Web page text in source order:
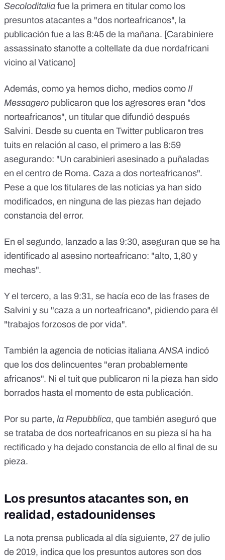
Secoloditalia fue la primera en titular como los
presuntos atacantes a "dos norteafricanos", la
publicación fue a las 8:45 de la mañana. [Carabiniere
assassinato stanotte a coltellate da due nordafricani
vicino al Vaticano]
Además, como ya hemos dicho, medios como Il
Messagero publicaron que los agresores eran "dos
norteafricanos", un titular que difundió después
Salvini. Desde su cuenta en Twitter publicaron tres
tuits en relación al caso, el primero a las 8:59
asegurando: "Un carabinieri asesinado a puñaladas
en el centro de Roma. Caza a dos norteafricanos".
Pese a que los titulares de las noticias ya han sido
modificados, en ninguna de las piezas han dejado
constancia del error.
En el segundo, lanzado a las 9:30, aseguran que se ha
identificado al asesino norteafricano: "alto, 1,80 y
mechas".
Y el tercero, a las 9:31, se hacía eco de las frases de
Salvini y su "caza a un norteafricano", pidiendo para él
"trabajos forzosos de por vida".
También la agencia de noticias italiana ANSA indicó
que los dos delincuentes "eran probablemente
africanos". Ni el tuit que publicaron ni la pieza han sido
borrados hasta el momento de esta publicación.
Por su parte, la Repubblica, que también aseguró que
se trataba de dos norteafricanos en su pieza sí ha ha
rectificado y ha dejado constancia de ello al final de su
pieza.
Los presuntos atacantes son, en
realidad, estadounidenses
La nota prensa publicada al día siguiente, 27 de julio
de 2019, indica que los presuntos autores son dos